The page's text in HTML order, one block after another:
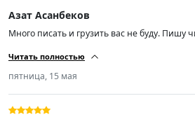
Азат Асанбеков
Много писать и грузить вас не буду. Пишу
прогадал! Размер шин 225/55/ R18,
шум незначительный (средний). Советую
спрос вырастает и цены тоже.
Читать полностью
пятница, 15 мая